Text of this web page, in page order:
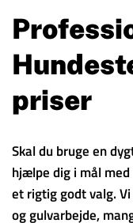
priser
Skal du bruge en
hjælpe dig i mål
et rigtig godt valg.
og gulvarbejde,